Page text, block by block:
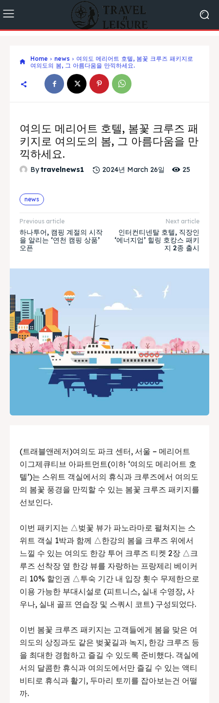
Home news
여의도 메리어트 호텔, 봄꽃 크루즈 패키지로
여의도의 봄, 그 아름다움을 만끽하세요.
여의도 메리어트 호텔, 봄꽃 크루즈 패
키지로 여의도의 봄, 그 아름다움을 만
끽하세요.
Bytravelnews1 2024년 March 26일 25
news
Previous article
하나투어, 캠핑 계절의 시작
을 알리는 ‘연천 캠핑 상품’
오픈
Next article
인터컨티넨탈 호텔, 직장인
‘에너지업’ 힐링 호캉스 패키
지 2종 출시
(트래블앤레저)여의도 파크 센터, 서울 – 메리어트
이그제큐티브 아파트먼트(이하 ‘여의도 메리어트 호
텔’)는 스위트 객실에서의 휴식과 크루즈에서 여의도
의 봄꽃 풍경을 만끽할 수 있는 봄꽃 크루즈 패키지를
선보인다.
이번 패키지는 △벚꽃 뷰가 파노라마로 펼쳐지는 스
위트 객실 1박과 함께 △한강의 봄을 크루즈 위에서
느낄 수 있는 여의도 한강 투어 크루즈 티켓 2장 △크
루즈 선착장 옆 한강 뷰를 자랑하는 프랑제리 베이커
리 10% 할인권 △투숙 기간 내 입장 횟수 무제한으로
이용 가능한 부대시설로 (피트니스, 실내 수영장, 사
우나, 실내 골프 연습장 및 스쿼시 코트) 구성되었다.
이번 봄꽃 크루즈 패키지는 고객들에게 봄을 맞은 여
의도의 상징과도 같은 벚꽃길과 녹지, 한강 크루즈 등
을 최대한 경험하고 즐길 수 있도록 준비했다. 객실에
서의 달콤한 휴식과 여의도에서만 즐길 수 있는 액티
비티로 휴식과 활기, 두마리 토끼를 잡아보는건 어떨
까.